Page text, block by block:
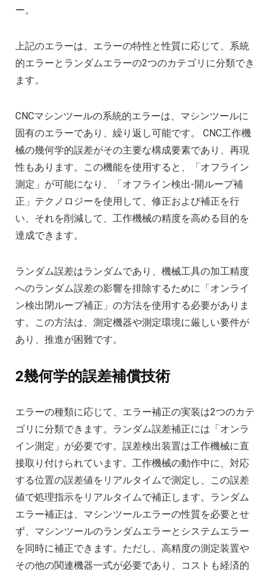
ー。
上記のエラーは、エラーの特性と性質に応じて、系統
的エラーとランダムエラーの2つのカテゴリに分類でき
ます。
CNCマシンツールの系統的エラーは、マシンツールに
固有のエラーであり、繰り返し可能です。 CNC工作機
械の幾何学的誤差がその主要な構成要素であり、再現
性もあります。この機能を使用すると、「オフライン
測定」が可能になり、「オフライン検出-開ループ補
正」テクノロジーを使用して、修正および補正を行
い、それを削減して、工作機械の精度を高める目的を
達成できます。
ランダム誤差はランダムであり、機械工具の加工精度
へのランダム誤差の影響を排除するために「オンライ
ン検出閉ループ補正」の方法を使用する必要がありま
す。この方法は、測定機器や測定環境に厳しい要件が
あり、推進が困難です。
2幾何学的誤差補償技術
エラーの種類に応じて、エラー補正の実装は2つのカテ
ゴリに分類できます。ランダム誤差補正には「オンラ
イン測定」が必要です。誤差検出装置は工作機械に直
接取り付けられています。工作機械の動作中に、対応
する位置の誤差値をリアルタイムで測定し、この誤差
値で処理指示をリアルタイムで補正します。ランダム
エラー補正は、マシンツールエラーの性質を必要とせ
ず、マシンツールのランダムエラーとシステムエラー
を同時に補正できます。ただし、高精度の測定装置や
その他の関連機器一式が必要であり、コストも経済的